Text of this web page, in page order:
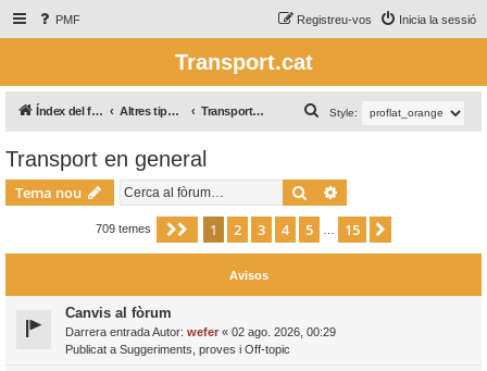
PMF Inicia la sessió
Registreu-vos
Transport.cat
Índex del fòrum Altres tipus de transport / Otros tipos de transporte Transport en general Style:
e
c
Transport en general
Tema nou Cerca
709 temes Pàgina de 15
1 2 3 4 5 15
Avisos
Canvis al fòrum
Darrera entrada Autor: wefer « 02 ago. 2026, 00:29
Publicat a Suggeriments, proves i Off-topic